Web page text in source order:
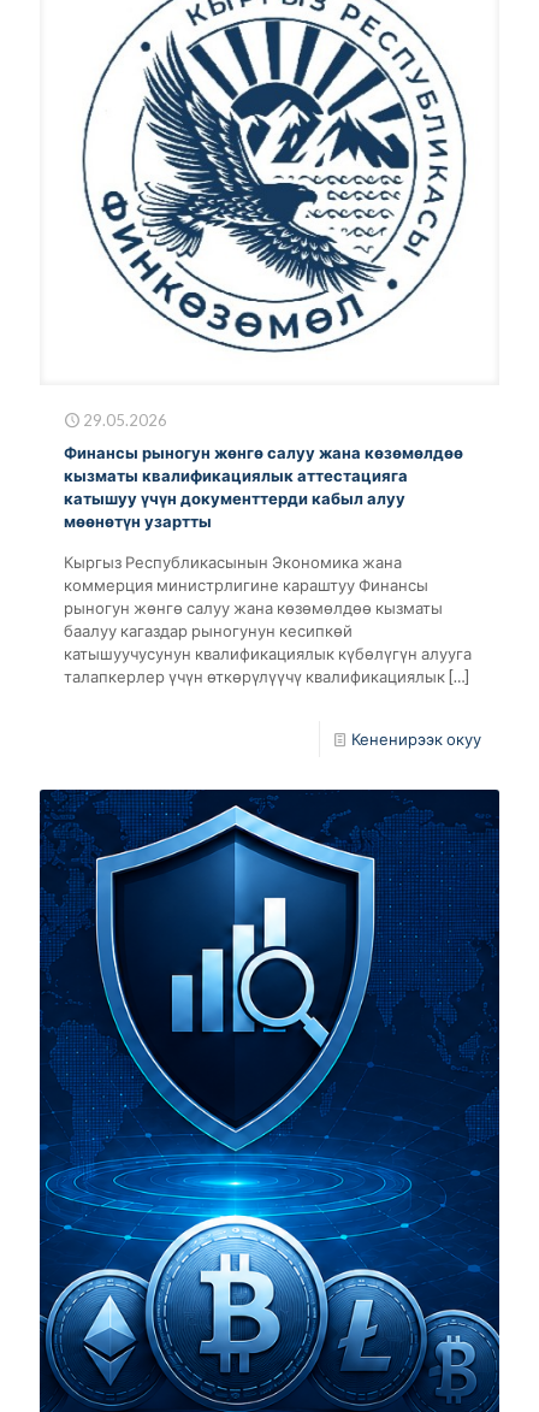
29.05.2026
Финансы рыногун жөнгө салуу жана көзөмөлдөө
кызматы квалификациялык аттестацияга
катышуу үчүн документтерди кабыл алуу
мөөнөтүн узартты
Кыргыз Республикасынын Экономика жана
коммерция министрлигине караштуу Финансы
рыногун жөнгө салуу жана көзөмөлдөө кызматы
баалуу кагаздар рыногунун кесипкөй
катышуучусунун квалификациялык күбөлүгүн алууга
талапкерлер үчүн өткөрүлүүчү квалификациялык […]
Кененирээк окуу